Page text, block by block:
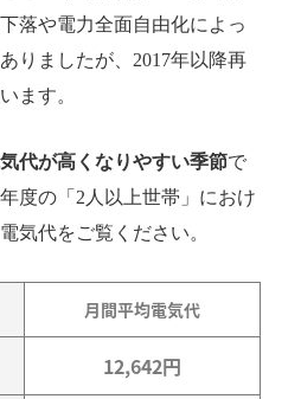
落や電力全面自由化によっ
りましたが、2017年以降再
ます。
代が高くなりやすい季節で
度の「2人以上世帯」におけ
気代をご覧ください。
月間平均電気代
12,642円